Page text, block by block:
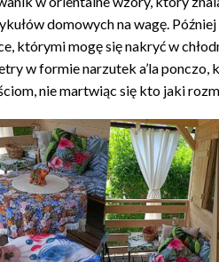
domowych na wagę. Później
którymi mogę się nakryć w
w formie narzutek a’la ponczo,
nie martwiąc się kto jaki